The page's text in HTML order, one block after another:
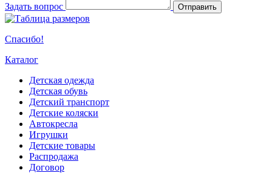
Задать вопрос Отправить
Спасибо!
Каталог
Детская одежда
Детская обувь
Детский транспорт
Детские коляски
Автокресла
Игрушки
Детские товары
Распродажа
Договор